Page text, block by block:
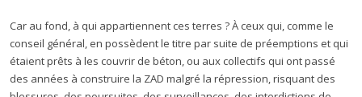
Car au fond, à qui appartiennent ces terres ? À ceux qui, comme le
conseil général, en possèdent le titre par suite de préemptions et qui
étaient prêts à les couvrir de béton, ou aux collectifs qui ont passé
des années à construire la ZAD malgré la répression, risquant des